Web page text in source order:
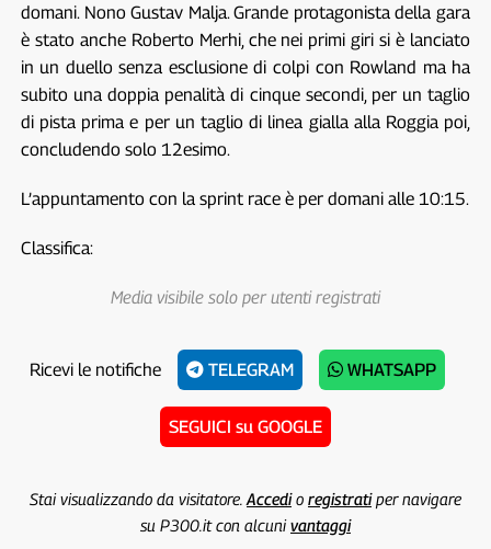
domani. Nono Gustav Malja. Grande protagonista della gara
è stato anche Roberto Merhi, che nei primi giri si è lanciato
in un duello senza esclusione di colpi con Rowland ma ha
subito una doppia penalità di cinque secondi, per un taglio
di pista prima e per un taglio di linea gialla alla Roggia poi,
concludendo solo 12esimo.
L’appuntamento con la sprint race è per domani alle 10:15.
Classifica:
Media visibile solo per utenti registrati
Ricevi le notifiche TELEGRAM WHATSAPP
SEGUICI su GOOGLE
Stai visualizzando da visitatore. Accedio registratiper navigare
su P300.it con alcunivantaggi